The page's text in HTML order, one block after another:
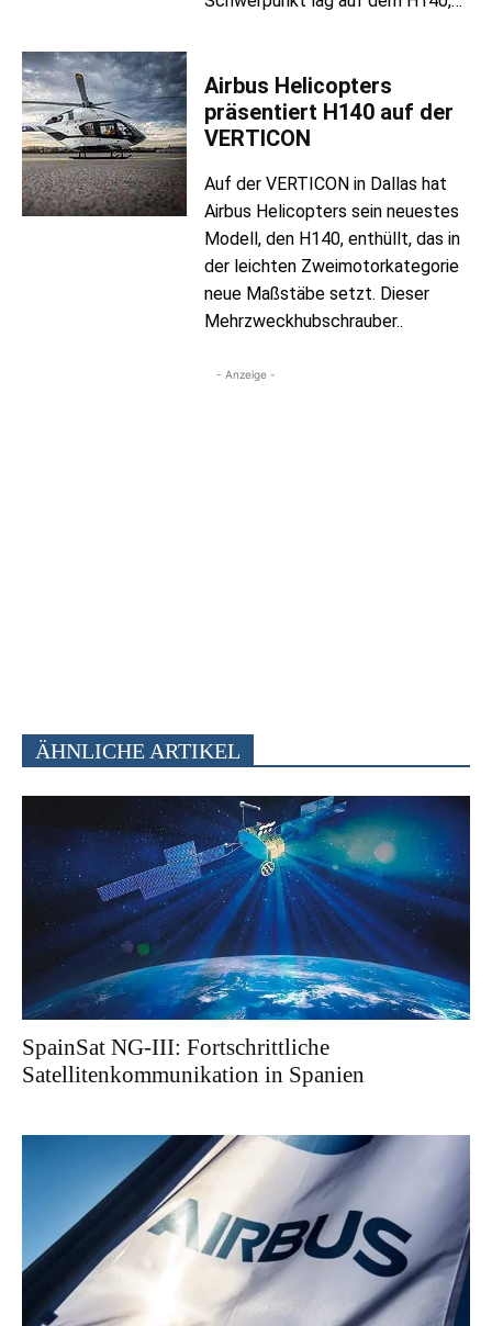
Airbus Helicopters
präsentiert H140 auf der
VERTICON
Auf der VERTICON in Dallas hat
Airbus Helicopters sein neuestes
Modell, den H140, enthüllt, das in
der leichten Zweimotorkategorie
neue Maßstäbe setzt. Dieser
Mehrzweckhubschrauber..
- Anzeige -
ÄHNLICHE ARTIKEL
SpainSat NG-III: Fortschrittliche
Satellitenkommunikation in Spanien